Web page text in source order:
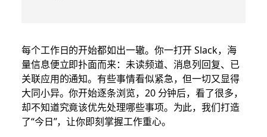
每个工作日的开始都如出一辙。你一打开 Slack，海
量信息便立即扑面而来：未读频道、消息列回复、已
关联应用的通知。有些事情看似紧急，但一切又显得
大同小异。你开始逐条浏览，20 分钟后，看了很多，
却不知道究竟该优先处理哪些事项。为此，我们打造
了“今日”，让你即刻掌握工作重心。